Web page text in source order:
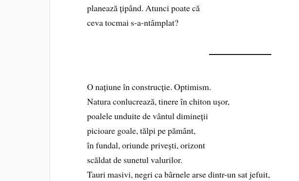
planează țipând. Atunci poate că
ceva tocmai s-a-ntâmplat?
O națiune în construcție. Optimism.
Natura conlucrează, tinere în chiton ușor,
poalele unduite de vântul dimineții
picioare goale, tălpi pe pământ,
în fundal, oriunde privești, orizont
scăldat de sunetul valurilor.
Tauri masivi, negri ca bârnele arse dintr-un sat jefuit,